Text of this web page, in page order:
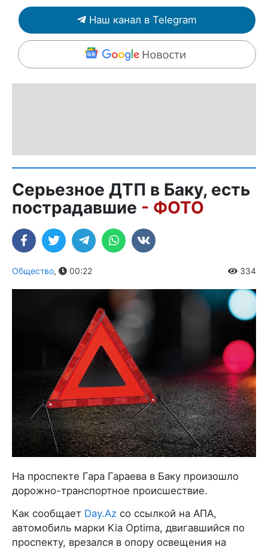
Наш канал в Telegram
Серьезное ДТП в Баку, есть
пострадавшие - ФОТО
Общество, 00:22 334
На проспекте Гара Гараева в Баку произошло
дорожно-транспортное происшествие.
Как сообщает Day.Az со ссылкой на АПА,
автомобиль марки Kia Optima, двигавшийся по
проспекту, врезался в опору освещения на